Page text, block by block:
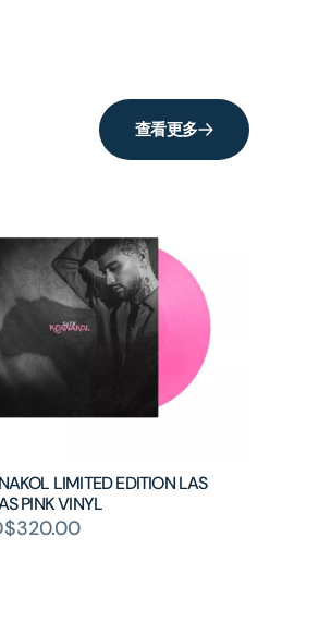
查看更多
LIMITED EDITION LAS
PINK VINYL